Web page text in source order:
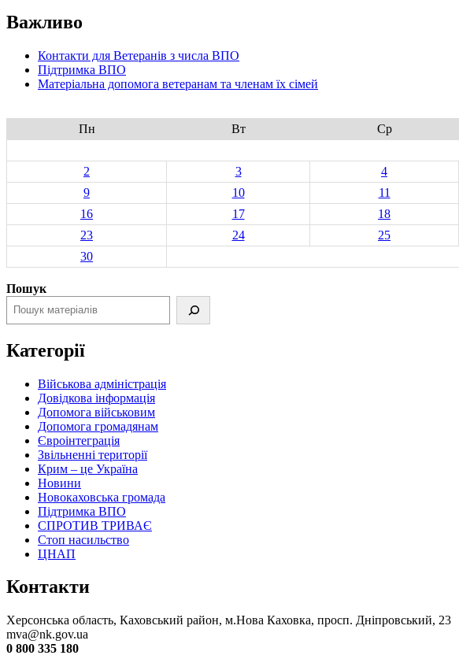
за
Важливо
Контакти для Ветеранів з числа ВПО
Підтримка ВПО
Матеріальна допомога ветеранам та членам їх сімей
Пн
Вт Ср
2
3 4
9
10 11
16
17 18
23
24 25
30
Пошук
Категорії
Військова адміністрація
Довідкова інформація
Допомога військовим
Допомога громадянам
Євроінтеграція
Звільненні території
Крим – це Україна
Новини
Новокаховська громада
Підтримка ВПО
СПРОТИВ ТРИВАЄ
Стоп насильство
ЦНАП
Контакти
Херсонська область, Каховський район, м.Нова Каховка, просп. Дніпровський, 23
mva@nk.gov.ua
0 800 335 180